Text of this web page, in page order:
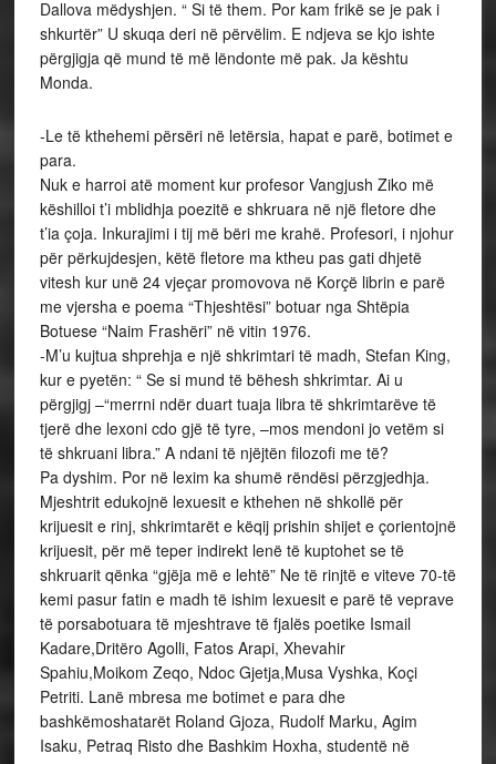
Dallova mëdyshjen. “ Si të them. Por kam frikë se je pak i
shkurtër” U skuqa deri në përvëlim. E ndjeva se kjo ishte
përgjigja që mund të më lëndonte më pak. Ja kështu
Monda.
-Le të kthehemi përsëri në letërsia, hapat e parë, botimet e
para.
Nuk e harroi atë moment kur profesor Vangjush Ziko më
këshilloi t’i mblidhja poezitë e shkruara në një fletore dhe
t’ia çoja. Inkurajimi i tij më bëri me krahë. Profesori, i njohur
për përkujdesjen, këtë fletore ma ktheu pas gati dhjetë
vitesh kur unë 24 vjeçar promovova në Korçë librin e parë
me vjersha e poema “Thjeshtësi” botuar nga Shtëpia
Botuese “Naim Frashëri” në vitin 1976.
-M’u kujtua shprehja e një shkrimtari të madh, Stefan King,
kur e pyetën: “ Se si mund të bëhesh shkrimtar. Ai u
përgjigj –“merrni ndër duart tuaja libra të shkrimtarëve të
tjerë dhe lexoni cdo gjë të tyre, –mos mendoni jo vetëm si
të shkruani libra.” A ndani të njëjtën filozofi me të?
Pa dyshim. Por në lexim ka shumë rëndësi përzgjedhja.
Mjeshtrit edukojnë lexuesit e kthehen në shkollë për
krijuesit e rinj, shkrimtarët e këqij prishin shijet e çorientojnë
krijuesit, për më teper indirekt lenë të kuptohet se të
shkruarit qënka “gjëja më e lehtë” Ne të rinjtë e viteve 70-të
kemi pasur fatin e madh të ishim lexuesit e parë të veprave
të porsabotuara të mjeshtrave të fjalës poetike Ismail
Kadare,Dritëro Agolli, Fatos Arapi, Xhevahir
Spahiu,Moikom Zeqo, Ndoc Gjetja,Musa Vyshka, Koçi
Petriti. Lanë mbresa me botimet e para dhe
bashkëmoshatarët Roland Gjoza, Rudolf Marku, Agim
Isaku, Petraq Risto dhe Bashkim Hoxha, studentë në